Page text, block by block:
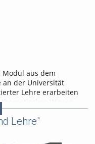
aus dem
an der Universität
Lehre erarbeiten
Wissen,
in der Praxis
meets Osterlauf
Lehre"